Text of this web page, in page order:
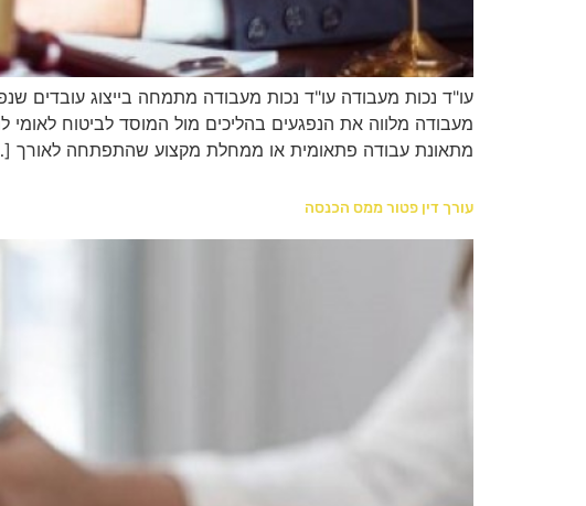
עו"ד נכות מעבודה עו"ד נכות מעבודה מתמחה בייצוג עובדים
מעבודה מלווה את הנפגעים בהליכים מול המוסד לביטוח
מתאונת עבודה פתאומית או ממחלת מקצוע שהתפתחה לאורך
עורך דין פטור ממס הכנסה